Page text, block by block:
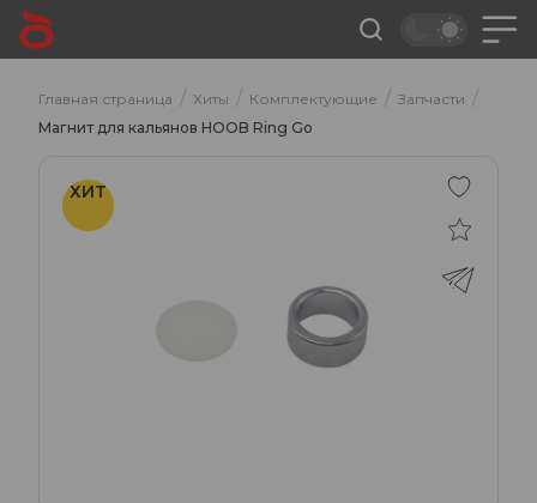
Главная страница / Хиты / Комплектующие / Запчасти /
Магнит для кальянов HOOB Ring Go
ХИТ